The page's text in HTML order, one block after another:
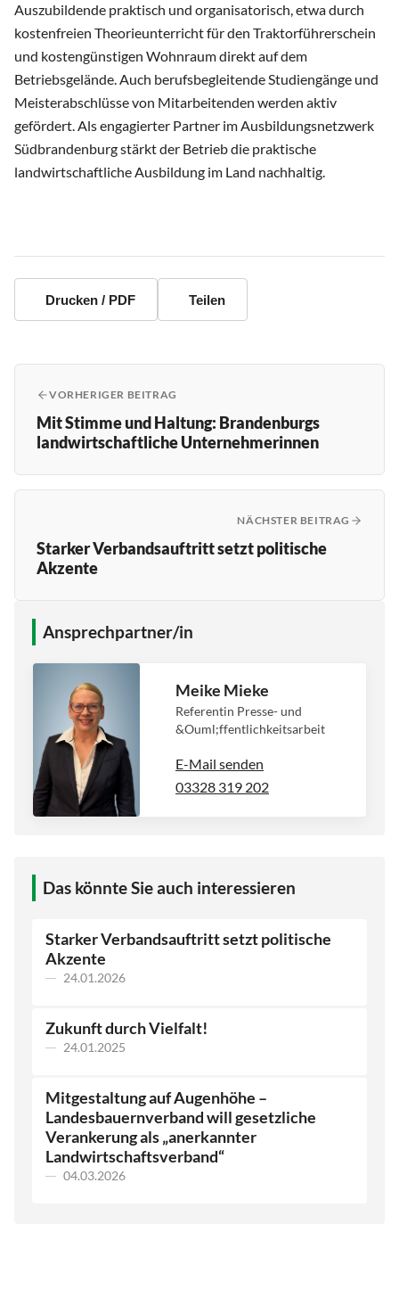
Auszubildende praktisch und organisatorisch, etwa durch
kostenfreien Theorieunterricht für den Traktorführerschein
und kostengünstigen Wohnraum direkt auf dem
Betriebsgelände. Auch berufsbegleitende Studiengänge und
Meisterabschlüsse von Mitarbeitenden werden aktiv
gefördert. Als engagierter Partner im Ausbildungsnetzwerk
Südbrandenburg stärkt der Betrieb die praktische
landwirtschaftliche Ausbildung im Land nachhaltig.
Drucken / PDF Teilen
VORHERIGER BEITRAG
Mit Stimme und Haltung: Brandenburgs
landwirtschaftliche Unternehmerinnen
NÄCHSTER BEITRAG
Starker Verbandsauftritt setzt politische
Akzente
Ansprechpartner/in
Meike Mieke
Referentin Presse- und
&Ouml;ffentlichkeitsarbeit
E-Mail senden
03328 319 202
Das könnte Sie auch interessieren
Starker Verbandsauftritt setzt politische
Akzente
24.01.2026
Zukunft durch Vielfalt!
24.01.2025
Mitgestaltung auf Augenhöhe –
Landesbauernverband will gesetzliche
Verankerung als „anerkannter
Landwirtschaftsverband“
04.03.2026